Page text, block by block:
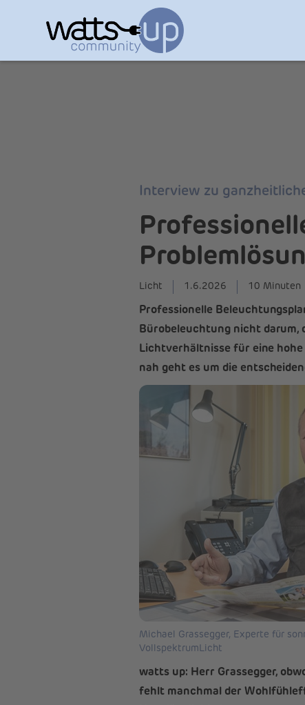
Interview zu
Licht 1.6.2026 10 Minuten
Professionelle
Bürobeleuchtung nicht darum,
Lichtverhältnisse für eine
nah geht es um die
Michael Grassegger, Experte für
VollspektrumLicht
watts up: Herr Grassegger,
fehlt manchmal der